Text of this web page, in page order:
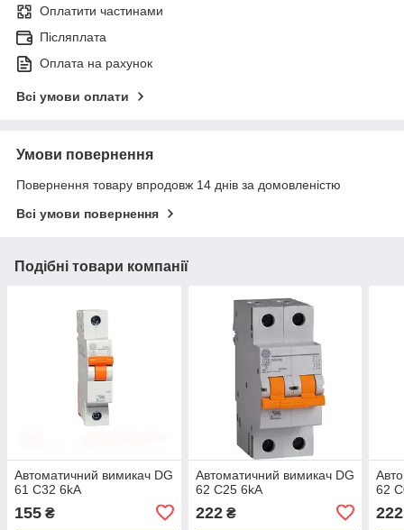
Оплатити частинами
Післяплата
Оплата на рахунок
Всі умови оплати
Умови повернення
Повернення товару впродовж 14 днів за домовленістю
Всі умови повернення
Подібні товари компанії
Автоматичний вимикач DG
61 C32 6kA
155 ₴
Автоматичний вимикач DG
62 C25 6kA
222₴
62
222